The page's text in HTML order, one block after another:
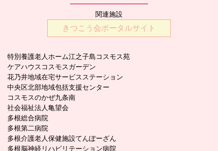
関連施設
きつこう会ポータルサイト
特別養護老人ホーム江之子島コスモス苑
ケアハウスコスモスガーデン
花乃井地域在宅サービスステーション
中央区北部地域包括支援センター
コスモスのかぜ九条南
社会福祉法人亀望会
多根総合病院
多根第二病院
多根介護老人保健施設てんぽーざん
多根脳神経リハビリテーション病院